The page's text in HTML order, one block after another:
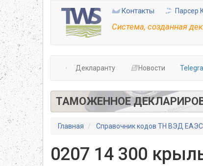
Перейти
к
основному
содержанию
Контакты Парсер
Система, созданная
Декларанту Новости
ТАМОЖЕННОЕ
Главная Справочник кодов ТН ВЭД ЕАЭС
0207 14 300